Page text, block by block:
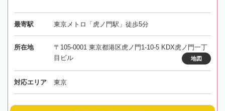
最寄駅 東京メトロ「虎ノ門駅」徒歩5分
所在地
〒105-0001 東京都港区虎ノ門1-10-5 KDX虎ノ門一丁
目ビル
地図
対応エリア 東京